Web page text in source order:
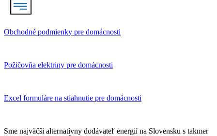
Obchodné podmienky pre domácnosti
Požičovňa elektriny pre domácnosti
Excel formuláre na stiahnutie pre domácnosti
Sme najväčší alternatívny dodávateľ energií na Slovensku s takmer